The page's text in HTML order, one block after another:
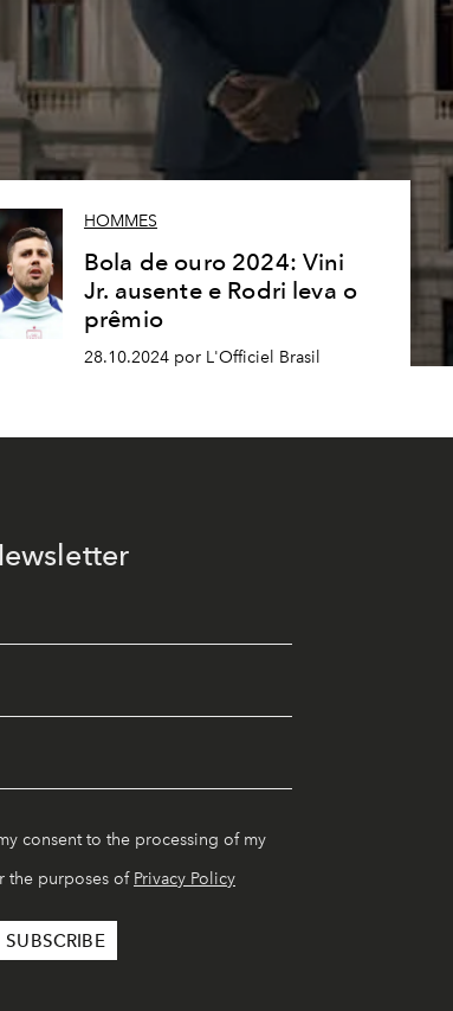
HOMMES
Bola de ouro 2024: Vini
Jr. ausente e Rodri leva o
prêmio
28.10.2024 por L'Officiel Brasil
consent to the processing of my
the purposes of Privacy Policy